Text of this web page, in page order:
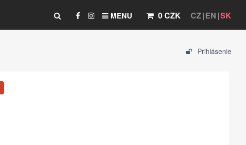
CZ EN SK
0 CZK
MENU
Prihlásenie